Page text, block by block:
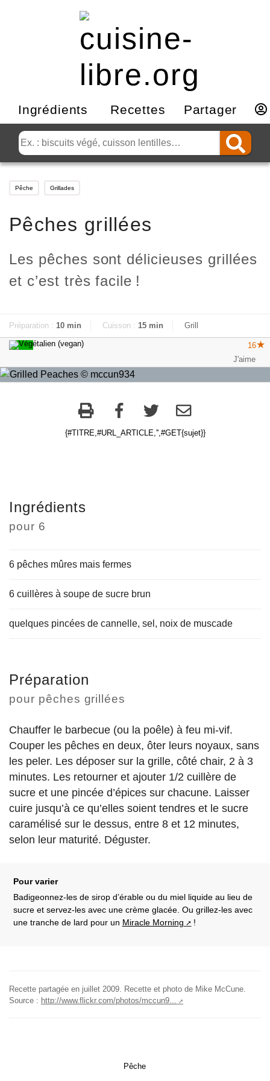
Ingrédients Recettes Partager
Pêche Grillades
Pêches grillées
Les pêches sont délicieuses grillées
et c’est très facile !
Préparation : 10 min Cuisson : 15 min Grill
16
{#TITRE,#URL_ARTICLE,'',#GET{sujet}}
Ingrédients
pour 6
6 pêches mûres mais fermes
6 cuillères à soupe de sucre brun
quelques pincées de cannelle, sel, noix de muscade
Préparation
pour pêches grillées
Chauffer le barbecue (ou la poêle) à feu mi-vif.
Couper les pêches en deux, ôter leurs noyaux, sans
les peler. Les déposer sur la grille, côté chair, 2 à 3
minutes. Les retourner et ajouter 1/2 cuillère de
sucre et une pincée d’épices sur chacune. Laisser
cuire jusqu’à ce qu’elles soient tendres et le sucre
caramélisé sur le dessus, entre 8 et 12 minutes,
selon leur maturité. Déguster.
Pour varier
Badigeonnez-les de sirop d’érable ou du miel liquide au lieu de
sucre et servez-les avec une crème glacée. Ou grillez-les avec
une tranche de lard pour un Miracle Morning !
Recette partagée en juillet 2009 Recette et photo de Mike McCune.
Source : http://www.flickr.com/photos/mccun9...
Pêche